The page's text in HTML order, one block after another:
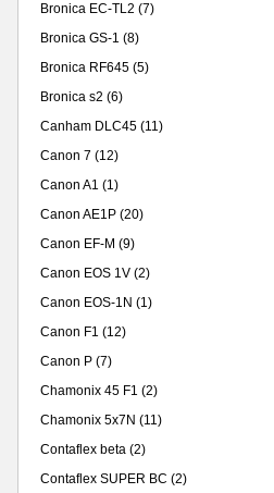
Bronica EC-TL2 (7)
Bronica GS-1 (8)
Bronica RF645 (5)
Bronica s2 (6)
Canham DLC45 (11)
Canon 7 (12)
Canon A1 (1)
Canon AE1P (20)
Canon EF-M (9)
Canon EOS 1V (2)
Canon EOS-1N (1)
Canon F1 (12)
Canon P (7)
Chamonix 45 F1 (2)
Chamonix 5x7N (11)
Contaflex beta (2)
Contaflex SUPER BC (2)